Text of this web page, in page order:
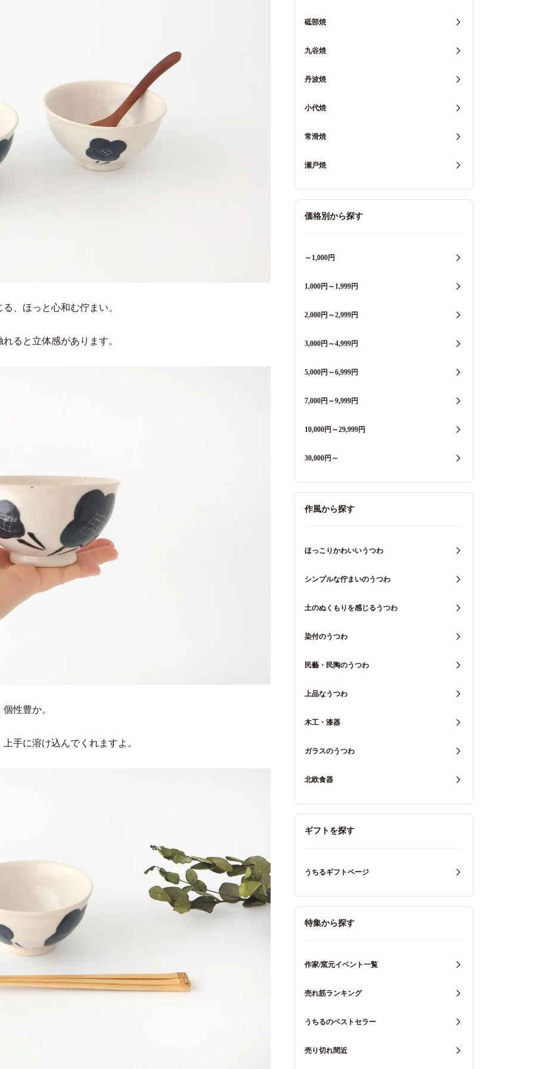
、ほっと心和む佇まい。
ると立体感があります。
性豊か。
手に溶け込んでくれますよ。
砥部焼
九谷焼
丹波焼
小代焼
常滑焼
瀬戸焼
価格別から探す
～1,000円
1,000円～1,999円
2,000円～2,999円
3,000円～4,999円
5,000円～6,999円
7,000円～9,999円
10,000円～29,999円
30,000円～
作風から探す
ほっこりかわいいうつわ
シンプルな佇まいのうつわ
土のぬくもりを感じるうつわ
染付のうつわ
民藝・民陶のうつわ
上品なうつわ
木工・漆器
ガラスのうつわ
北欧食器
ギフトを探す
うちるギフトページ
特集から探す
作家/窯元イベント一覧
売れ筋ランキング
うちるのベストセラー
売り切れ間近